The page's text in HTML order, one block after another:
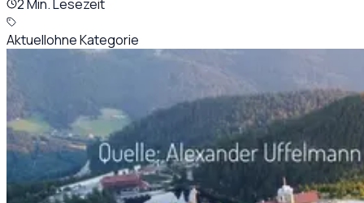
2 Min. Lesezeit
Aktuellohne Kategorie